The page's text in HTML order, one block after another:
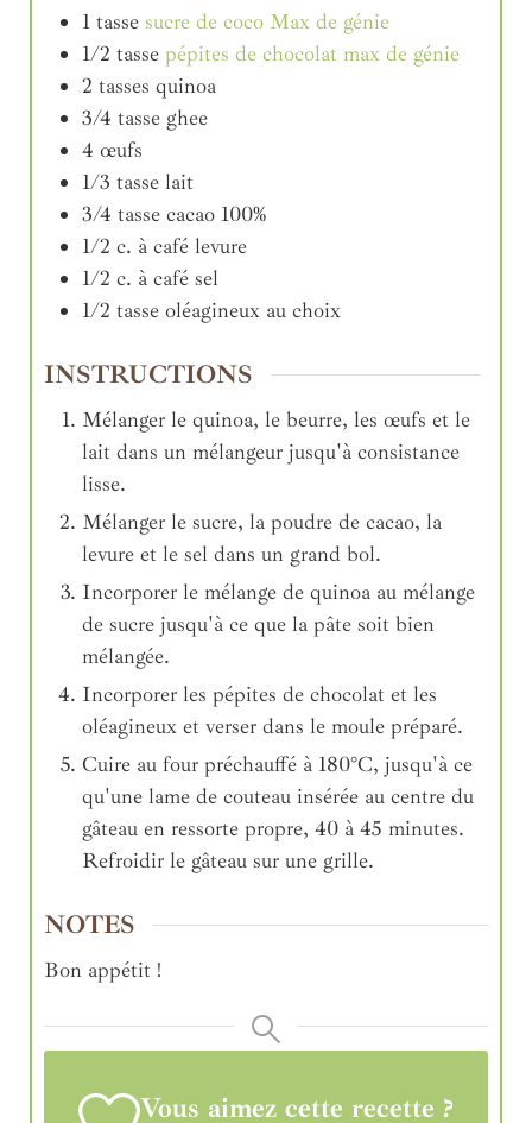
1 tasse sucre de coco Max de génie
1/2 tasse pépites de chocolat max de génie
2 tasses quinoa
3/4 tasse ghee
4 œufs
1/3 tasse lait
3/4 tasse cacao 100%
1/2 c. à café levure
1/2 c. à café sel
1/2 tasse oléagineux au choix
INSTRUCTIONS
Mélanger le quinoa, le beurre, les œufs et le
lait dans un mélangeur jusqu'à consistance
lisse.
Mélanger le sucre, la poudre de cacao, la
levure et le sel dans un grand bol.
Incorporer le mélange de quinoa au mélange
de sucre jusqu'à ce que la pâte soit bien
mélangée.
Incorporer les pépites de chocolat et les
oléagineux et verser dans le moule préparé.
Cuire au four préchauffé à 180°C, jusqu'à ce
qu'une lame de couteau insérée au centre du
gâteau en ressorte propre, 40 à 45 minutes.
Refroidir le gâteau sur une grille.
NOTES
Bon appétit !
Vous aimez cette recette ?